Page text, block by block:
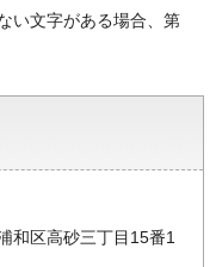
い文字がある場合、第
和区高砂三丁目15番1